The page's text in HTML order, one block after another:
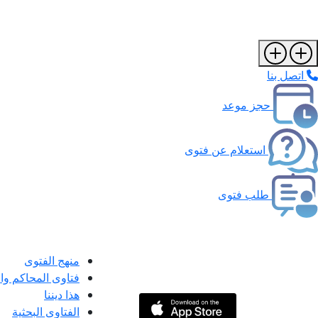
اتصل بنا
حجز موعد
استعلام عن فتوى
طلب فتوى
منهج الفتوى
فتاوى المحاكم
هذا ديننا
الفتاوى البحثية